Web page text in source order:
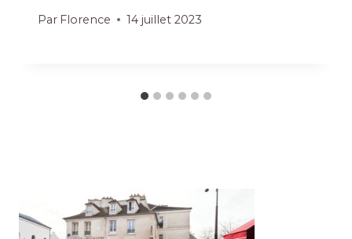
Par Florence 14 juillet 2023